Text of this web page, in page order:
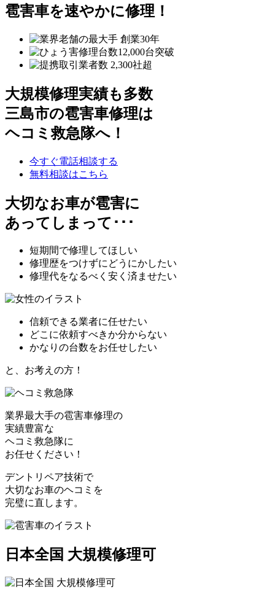
雹害車を速やかに修理！
大規模修理実績も多数
三島市の雹害車修理は
ヘコミ救急隊へ！
今すぐ電話相談する
無料相談はこちら
大切なお車が雹害に
あってしまって･･･
短期間で修理してほしい
修理歴をつけずにどうにかしたい
修理代をなるべく安く済ませたい
信頼できる業者に任せたい
どこに依頼すべきか分からない
かなりの台数をお任せしたい
と、お考えの方！
業界最大手の雹害車修理の
実績豊富な
ヘコミ救急隊に
お任せください！
デントリペア技術で
大切なお車のヘコミを
完璧に直します。
日本全国 大規模修理可